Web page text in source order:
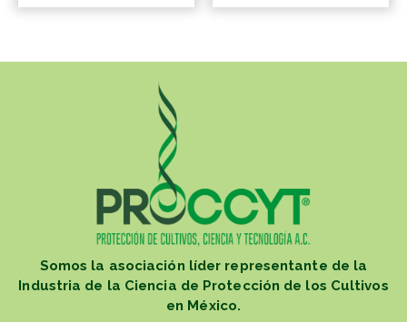
Somos la asociación líder representante de la
Industria de la Ciencia de Protección de los Cultivos
en México.